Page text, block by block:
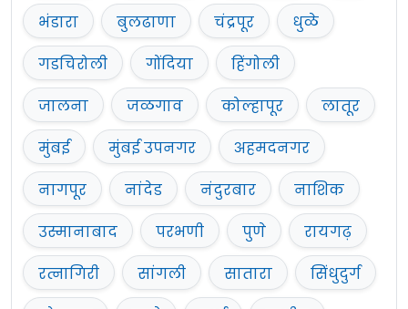
भंडारा
बुलढाणा चंद्रपूर
धुळे
गडचिरोली
गोंदिया
हिंगोली
जालना
जळगाव कोल्हापूर
लातूर
मुंबई
मुंबई उपनगर
अहमदनगर
नागपूर
नांदेड नंदुरबार
नाशिक
उस्मानाबाद
परभणी पुणे
रायगढ़
रत्नागिरी
सांगली सातारा
सिंधुदुर्ग